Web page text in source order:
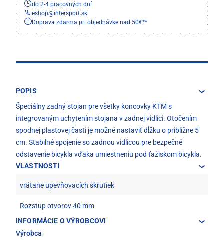
do 2-4 pracovných dní
eshop@intersport.sk
Doprava zdarma pri objednávke nad 50€**
POPIS
Špeciálny zadný stojan pre všetky koncovky KTM s
integrovaným uchytením stojana v zadnej vidlici. Otočením
spodnej plastovej časti je možné nastaviť dĺžku o približne 5
cm. Stabilné spojenie so zadnou vidlicou pre bezpečné
odstavenie bicykla vďaka umiestneniu pod ťažiskom bicykla.
VLASTNOSTI
vrátane upevňovacích skrutiek
Rozstup otvorov 40 mm
INFORMÁCIE O VÝROBCOVI
Výrobca